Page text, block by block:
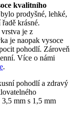
kvalitního
prodyšné, lehké,
krásné.
je z
je naopak vysoce
pohodlí. Zároveň
Více o námi
.
pohodlí a zdravý
mm s 1,5 mm